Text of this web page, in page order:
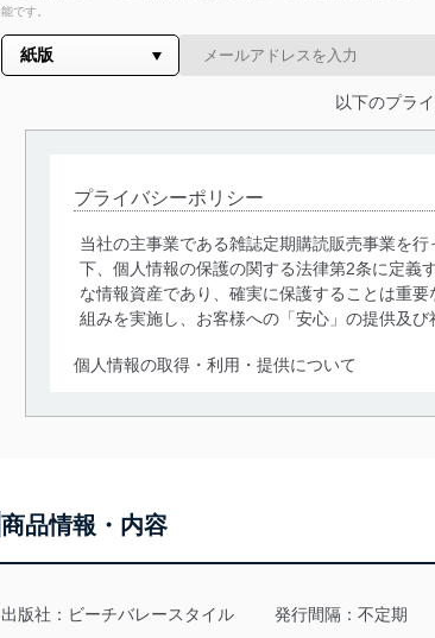
能です。
以下のプラ
プライバシーポリシー
当社の主事業である雑誌定期購読販売事業を
下、個人情報の保護の関する法律第2条に定義
な情報資産であり、確実に保護することは重
組みを実施し、お客様への「安心」の提供及
個人情報の取得・利用・提供について
当社は、個人情報の取得・利用・提供に際し
法令遵守
令及びその他の規範を常に適合させます。
商品情報・内容
出版社： ビーチバレースタイル 発行間隔：不定期